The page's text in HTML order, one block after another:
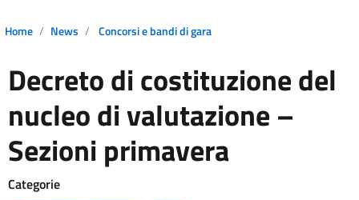
Home News Concorsi e bandi di gara
Decreto di costituzione del
nucleo di valutazione –
Sezioni primavera
Categorie